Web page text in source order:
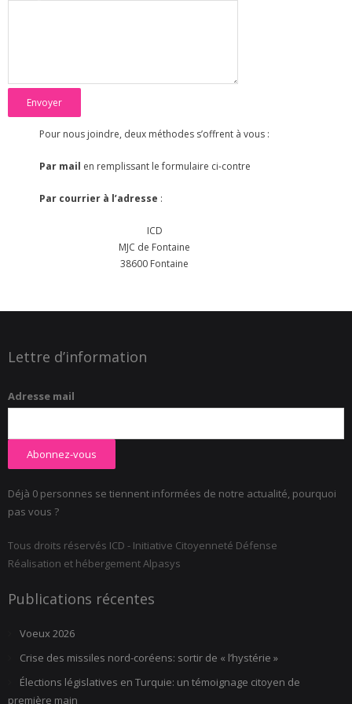
- Contributions
- Interview
Pour nous joindre, deux méthodes s’offrent à vous :
Par mail en remplissant le formulaire ci-contre
Par courrier à l’adresse :
ICD
MJC de Fontaine
38600 Fontaine
Lettre d’information
Adresse mail
Déjà 0 personnes se tiennent informées de notre actualité, pourquoi
pas vous ?
Tous droits réservés ICD - Initiative Citoyenneté Défense
Réalisation et hébergement Alpasys
Publications récentes
Voeux 2026
Crise des missiles nord-coréens: sortir de « l’hystérie »
Élections législatives en Turquie: un témoignage citoyen de
première main